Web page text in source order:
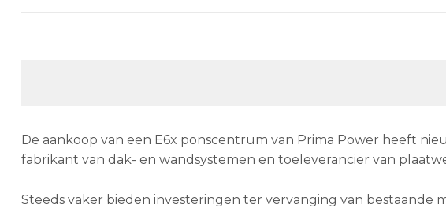
De aankoop van een E6x ponscentrum van Prima Power heeft
fabrikant van dak- en wandsystemen en toeleverancier van
Steeds vaker bieden investeringen ter vervanging van bestaande